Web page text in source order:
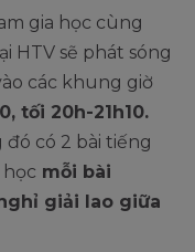
gia học cùng
HTV sẽ phát sóng
các khung giờ
tối 20h-21h10.
đó có 2 bài tiếng
học mỗi bài
giải lao giữa